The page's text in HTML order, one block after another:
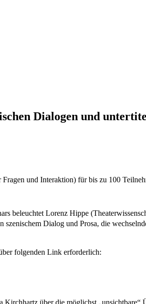
Dialogen und
und Interaktion) für bis zu 100
beleuchtet Lorenz Hippe
Dialog und Prosa, die
folgenden Link erforderlich:
über die möglichst „unsichtbare“